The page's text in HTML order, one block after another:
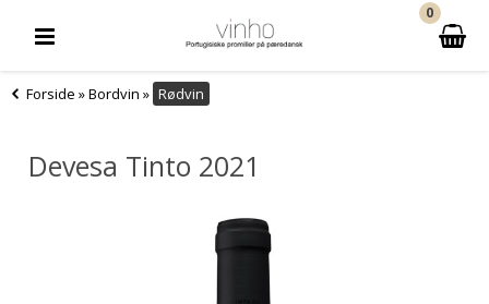
0
Forside »Bordvin » Rødvin
Devesa Tinto 2021